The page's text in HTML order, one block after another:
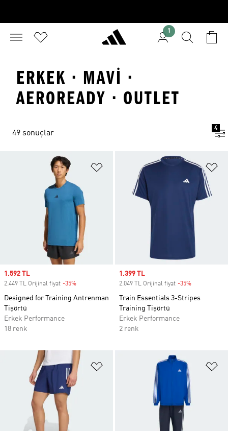
1
ERKEK · MAVI ·
AEROREADY · OUTLET
49 sonuçlar
4
Favori Listesine Ekle
Sale price
1.592 TL
2.449 TL Orijinal fiyat -35%
Designed for Training Antrenman
Tişörtü
Erkek Performance
18 renk
Sale price
1.399 TL
2.049 TL Orijinal fiyat -35%
Train Essentials 3-Stripes
Training Tişörtü
Erkek Performance
2 renk
Favori Listesine Ekle